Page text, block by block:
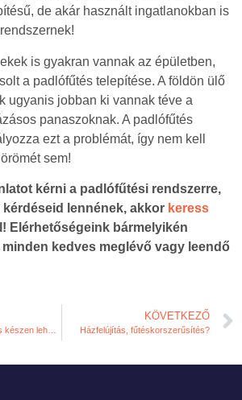
de akár használt ingatlanokban is
is gyakran vannak az épületben,
a padlófűtés telepítése. A földön ülő
ugyanis jobban ki vannak téve a
panaszoknak. A padlófűtés
ezt a problémát, így nem kell
sem!
kérni a padlófűtési rendszerre,
lennének, akkor keress
Elérhetőségeink bármelyikén
kedves meglévő vagy leendő
KÖVETKEZŐ
Házfelújítás, fűtéskorszerűsítés?